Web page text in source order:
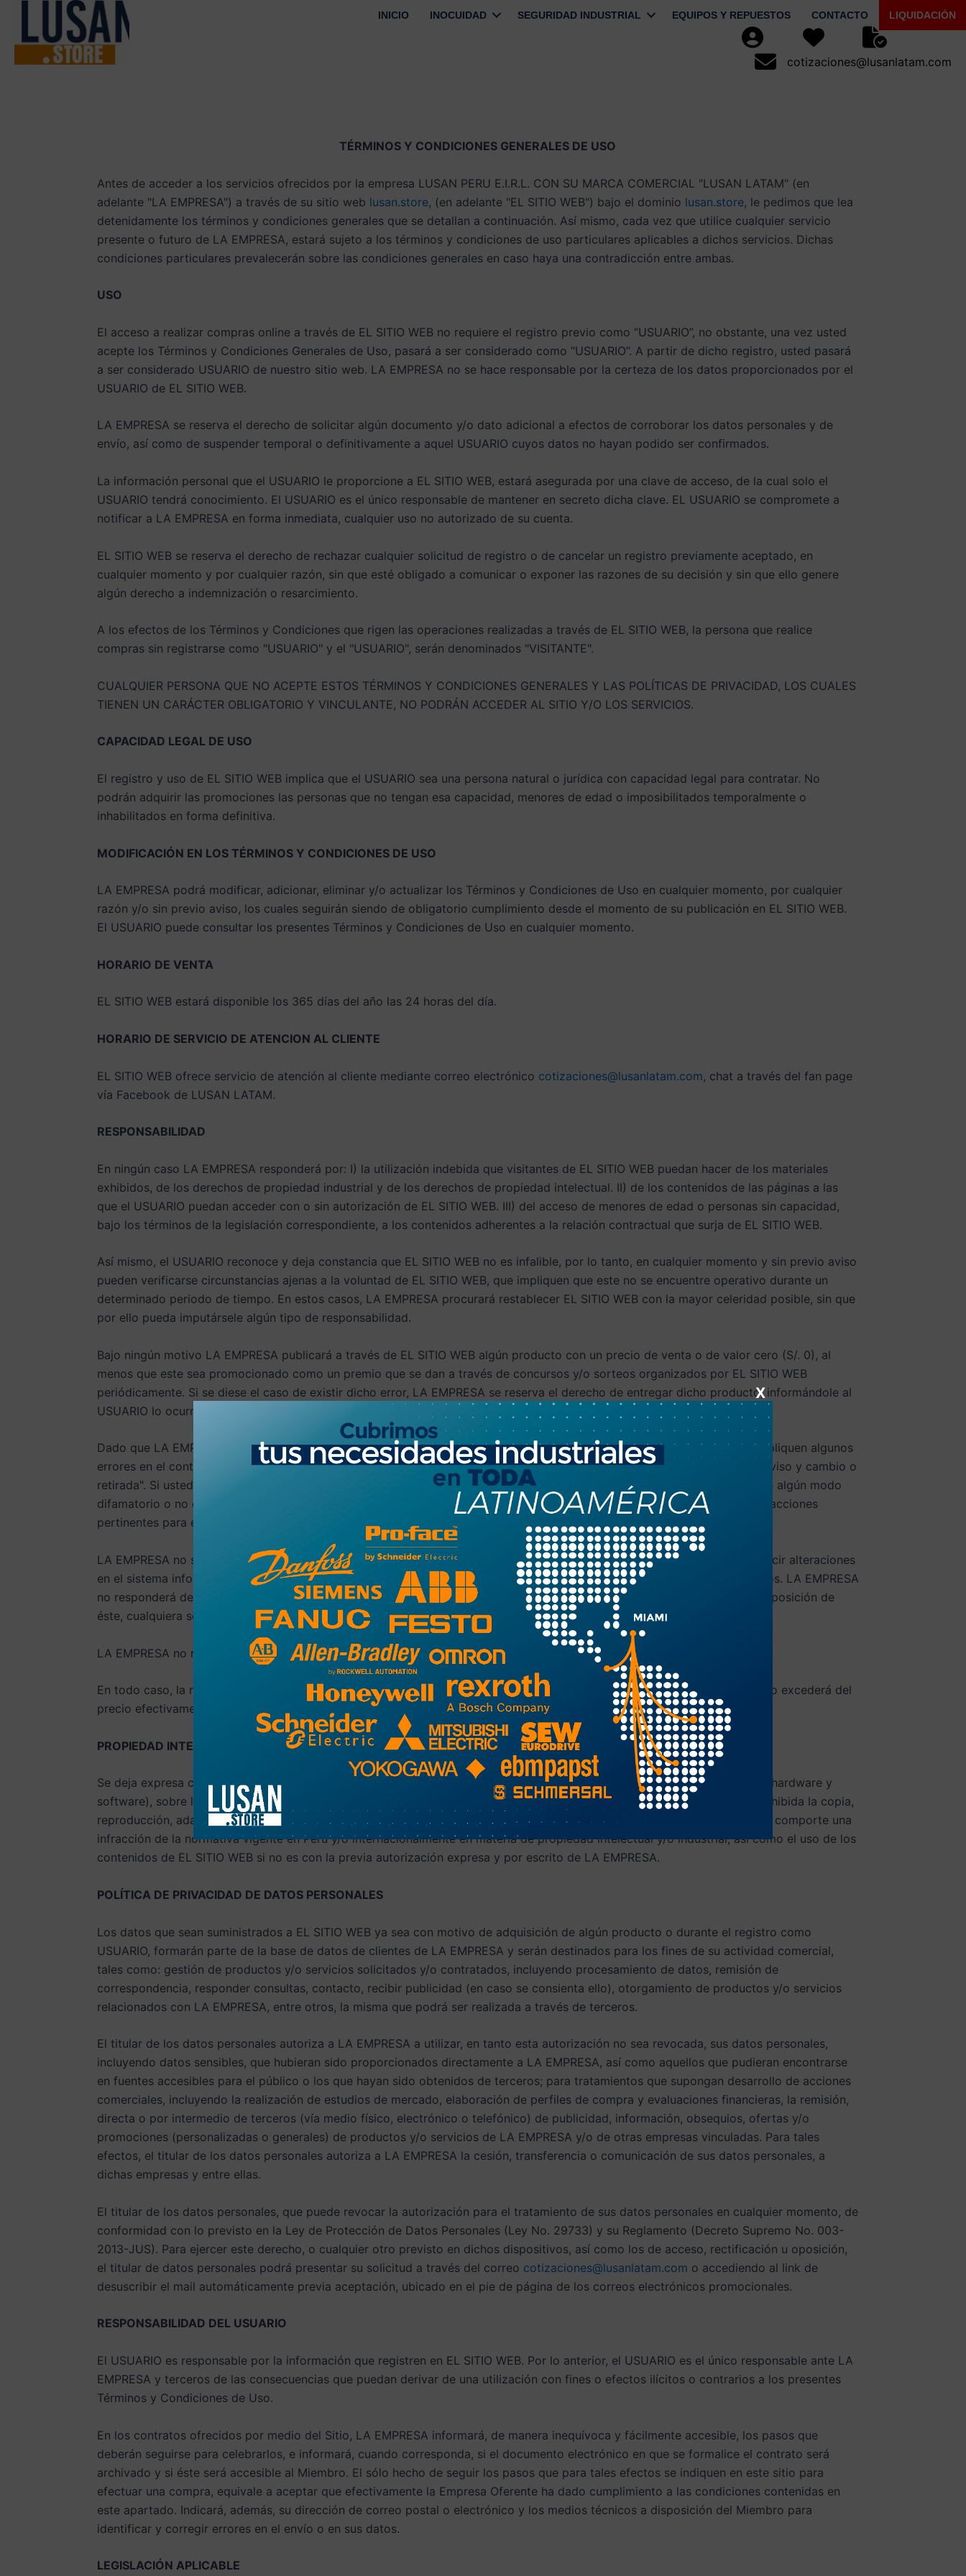
contenido
INICIO INOCUIDAD SEGURIDAD INDUSTRIAL EQUIPOS Y REPUESTOS CONTACTO LIQUIDACIÓN
Usuario Favoritos
Seguimiento de
cotizaciones@lusanlatam.com
cotizaciones@lusanlatam.com
TÉRMINOS Y CONDICIONES GENERALES DE USO
Antes de acceder a los servicios ofrecidos por la empresa LUSAN PERU E.I.R.L. CON SU MARCA COMERCIAL "LUSAN LATAM" (en
adelante "LA EMPRESA") a través de su sitio web lusan.store, (en adelante "EL SITIO WEB") bajo el dominio lusan.store, le pedimos que lea
detenidamente los términos y condiciones generales que se detallan a continuación. Así mismo, cada vez que utilice cualquier servicio
presente o futuro de LA EMPRESA, estará sujeto a los términos y condiciones de uso particulares aplicables a dichos servicios. Dichas
condiciones particulares prevalecerán sobre las condiciones generales en caso haya una contradicción entre ambas.
USO
El acceso a realizar compras online a través de EL SITIO WEB no requiere el registro previo como “USUARIO”, no obstante, una vez usted
acepte los Términos y Condiciones Generales de Uso, pasará a ser considerado como “USUARIO”. A partir de dicho registro, usted pasará
a ser considerado USUARIO de nuestro sitio web. LA EMPRESA no se hace responsable por la certeza de los datos proporcionados por el
USUARIO de EL SITIO WEB.
LA EMPRESA se reserva el derecho de solicitar algún documento y/o dato adicional a efectos de corroborar los datos personales y de
envío, así como de suspender temporal o definitivamente a aquel USUARIO cuyos datos no hayan podido ser confirmados.
La información personal que el USUARIO le proporcione a EL SITIO WEB, estará asegurada por una clave de acceso, de la cual solo el
USUARIO tendrá conocimiento. El USUARIO es el único responsable de mantener en secreto dicha clave. EL USUARIO se compromete a
notificar a LA EMPRESA en forma inmediata, cualquier uso no autorizado de su cuenta.
EL SITIO WEB se reserva el derecho de rechazar cualquier solicitud de registro o de cancelar un registro previamente aceptado, en
cualquier momento y por cualquier razón, sin que esté obligado a comunicar o exponer las razones de su decisión y sin que ello genere
algún derecho a indemnización o resarcimiento.
A los efectos de los Términos y Condiciones que rigen las operaciones realizadas a través de EL SITIO WEB, la persona que realice
compras sin registrarse como "USUARIO" y el "USUARIO", serán denominados "VISITANTE".
CUALQUIER PERSONA QUE NO ACEPTE ESTOS TÉRMINOS Y CONDICIONES GENERALES Y LAS POLÍTICAS DE PRIVACIDAD, LOS CUALES
TIENEN UN CARÁCTER OBLIGATORIO Y VINCULANTE, NO PODRÁN ACCEDER AL SITIO Y/O LOS SERVICIOS.
CAPACIDAD LEGAL DE USO
El registro y uso de EL SITIO WEB implica que el USUARIO sea una persona natural o jurídica con capacidad legal para contratar. No
podrán adquirir las promociones las personas que no tengan esa capacidad, menores de edad o imposibilitados temporalmente o
inhabilitados en forma definitiva.
MODIFICACIÓN EN LOS TÉRMINOS Y CONDICIONES DE USO
LA EMPRESA podrá modificar, adicionar, eliminar y/o actualizar los Términos y Condiciones de Uso en cualquier momento, por cualquier
razón y/o sin previo aviso, los cuales seguirán siendo de obligatorio cumplimiento desde el momento de su publicación en EL SITIO WEB.
El USUARIO puede consultar los presentes Términos y Condiciones de Uso en cualquier momento.
HORARIO DE VENTA
EL SITIO WEB estará disponible los 365 días del año las 24 horas del día.
HORARIO DE SERVICIO DE ATENCION AL CLIENTE
EL SITIO WEB ofrece servicio de atención al cliente mediante correo electrónico cotizaciones@lusanlatam.com, chat a través del fan page
vía Facebook de LUSAN LATAM.
RESPONSABILIDAD
En ningún caso LA EMPRESA responderá por: I) la utilización indebida que visitantes de EL SITIO WEB puedan hacer de los materiales
exhibidos, de los derechos de propiedad industrial y de los derechos de propiedad intelectual. II) de los contenidos de las páginas a las
que el USUARIO puedan acceder con o sin autorización de EL SITIO WEB. III) del acceso de menores de edad o personas sin capacidad,
bajo los términos de la legislación correspondiente, a los contenidos adherentes a la relación contractual que surja de EL SITIO WEB.
Así mismo, el USUARIO reconoce y deja constancia que EL SITIO WEB no es infalible, por lo tanto, en cualquier momento y sin previo aviso
pueden verificarse circunstancias ajenas a la voluntad de EL SITIO WEB, que impliquen que este no se encuentre operativo durante un
determinado periodo de tiempo. En estos casos, LA EMPRESA procurará restablecer EL SITIO WEB con la mayor celeridad posible, sin que
por ello pueda imputársele algún tipo de responsabilidad.
Bajo ningún motivo LA EMPRESA publicará a través de EL SITIO WEB algún producto con un precio de venta o de valor cero (S/. 0), al
menos que este sea promocionado como un premio que se dan a través de concursos y/o sorteos organizados por EL SITIO WEB
periódicamente. Si se diese el caso de existir dicho error, LA EMPRESA se reserva el derecho de entregar dicho producto, informándole al
USUARIO lo ocurrido.
Dado que LA EMPRESA pública miles de productos para la venta a través de EL SITIO WEB, existe la posibilidad que se publiquen algunos
errores en el contenido de cada uno de los productos. Por ese motivo, LA EMPRESA actúa con base a un mecanismo de "aviso y cambio o
retirada". Si usted considera que alguno de los contenidos de EL SITIO WEB, o contenido publicitado en el mismo resulta de algún modo
difamatorio o no creíble, le rogamos que nos lo comunique inmediatamente. Una vez notificados, LA EMPRESA iniciará las acciones
pertinentes para eliminar el contenido difamatorio objeto de la reclamación en un plazo razonable.
LA EMPRESA no se hace responsable por los virus ni otros elementos en el contendido de EL SITIO WEB que puedan producir alteraciones
en el sistema informático del USUARIO, o en los documentos electrónicos almacenados en los sistemas informáticos de ellos. LA EMPRESA
no responderá de los perjuicios ocasionados al USUARIO provenientes del uso inadecuado de las tecnologías puestas a disposición de
éste, cualquiera sea la forma en la cual se utilicen inadecuadamente estas mismas.
LA EMPRESA no responderá por los daños producidos a EL SITIO WEB por el uso indebido y de mala fe del USUARIO.
En todo caso, la responsabilidad de LA EMPRESA, contractual, extracontractual o legal con el USUARIO de EL SITIO WEB no excederá del
precio efectivamente pagado por el comprador.
PROPIEDAD INTELECTUAL
Se deja expresa constancia que la propiedad intelectual, comercial e industrial del contenido, diseños, gráficas y sistemas (hardware y
software), sobre los que versa este contrato son de exclusiva propiedad de LA EMPRESA. Asimismo, queda totalmente prohibida la copia,
reproducción, adaptación, modificación, distribución, comercialización, comunicación pública y/o cualquier otra acción que comporte una
infracción de la normativa vigente en Perú y/o internacionalmente en materia de propiedad intelectual y/o industrial, así como el uso de los
contenidos de EL SITIO WEB si no es con la previa autorización expresa y por escrito de LA EMPRESA.
POLÍTICA DE PRIVACIDAD DE DATOS PERSONALES
Los datos que sean suministrados a EL SITIO WEB ya sea con motivo de adquisición de algún producto o durante el registro como
USUARIO, formarán parte de la base de datos de clientes de LA EMPRESA y serán destinados para los fines de su actividad comercial,
tales como: gestión de productos y/o servicios solicitados y/o contratados, incluyendo procesamiento de datos, remisión de
correspondencia, responder consultas, contacto, recibir publicidad (en caso se consienta ello), otorgamiento de productos y/o servicios
relacionados con LA EMPRESA, entre otros, la misma que podrá ser realizada a través de terceros.
El titular de los datos personales autoriza a LA EMPRESA a utilizar, en tanto esta autorización no sea revocada, sus datos personales,
incluyendo datos sensibles, que hubieran sido proporcionados directamente a LA EMPRESA, así como aquellos que pudieran encontrarse
en fuentes accesibles para el público o los que hayan sido obtenidos de terceros; para tratamientos que supongan desarrollo de acciones
comerciales, incluyendo la realización de estudios de mercado, elaboración de perfiles de compra y evaluaciones financieras, la remisión,
directa o por intermedio de terceros (vía medio físico, electrónico o telefónico) de publicidad, información, obsequios, ofertas y/o
promociones (personalizadas o generales) de productos y/o servicios de LA EMPRESA y/o de otras empresas vinculadas. Para tales
efectos, el titular de los datos personales autoriza a LA EMPRESA la cesión, transferencia o comunicación de sus datos personales, a
dichas empresas y entre ellas.
El titular de los datos personales, que puede revocar la autorización para el tratamiento de sus datos personales en cualquier momento, de
conformidad con lo previsto en la Ley de Protección de Datos Personales (Ley No. 29733) y su Reglamento (Decreto Supremo No. 003-
2013-JUS). Para ejercer este derecho, o cualquier otro previsto en dichos dispositivos, así como los de acceso, rectificación u oposición,
el titular de datos personales podrá presentar su solicitud a través del correo cotizaciones@lusanlatam.com o accediendo al link de
desuscribir el mail automáticamente previa aceptación, ubicado en el pie de página de los correos electrónicos promocionales.
RESPONSABILIDAD DEL USUARIO
El USUARIO es responsable por la información que registren en EL SITIO WEB. Por lo anterior, el USUARIO es el único responsable ante LA
EMPRESA y terceros de las consecuencias que puedan derivar de una utilización con fines o efectos ilícitos o contrarios a los presentes
Términos y Condiciones de Uso.
En los contratos ofrecidos por medio del Sitio, LA EMPRESA informará, de manera inequívoca y fácilmente accesible, los pasos que
deberán seguirse para celebrarlos, e informará, cuando corresponda, si el documento electrónico en que se formalice el contrato será
archivado y si éste será accesible al Miembro. El sólo hecho de seguir los pasos que para tales efectos se indiquen en este sitio para
efectuar una compra, equivale a aceptar que efectivamente la Empresa Oferente ha dado cumplimiento a las condiciones contenidas en
este apartado. Indicará, además, su dirección de correo postal o electrónico y los medios técnicos a disposición del Miembro para
identificar y corregir errores en el envío o en sus datos.
LEGISLACIÓN APLICABLE
X